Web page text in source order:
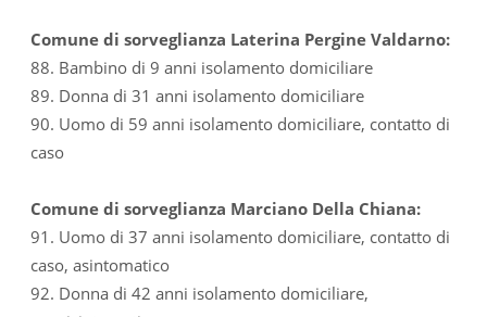
Comune di sorveglianza Laterina Pergine Valdarno:
88. Bambino di 9 anni isolamento domiciliare
89. Donna di 31 anni isolamento domiciliare
90. Uomo di 59 anni isolamento domiciliare, contatto di
caso
Comune di sorveglianza Marciano Della Chiana:
91. Uomo di 37 anni isolamento domiciliare, contatto di
caso, asintomatico
92. Donna di 42 anni isolamento domiciliare,